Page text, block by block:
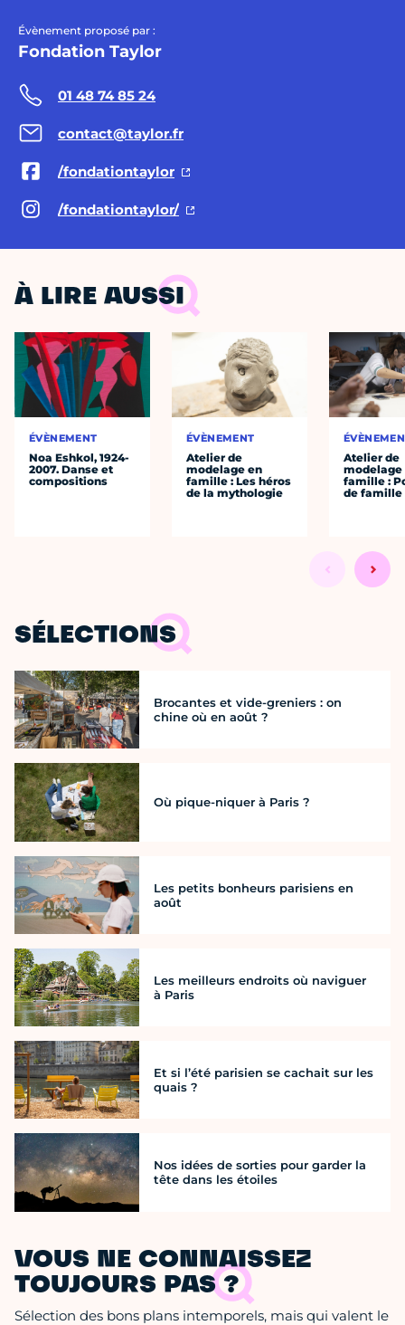
Évènement proposé par :
Fondation Taylor
01 48 74 85 24
contact@taylor.fr
/fondationtaylor
/fondationtaylor/
À LIRE AUSSI
ÉVÈNEMENT
Noa Eshkol, 1924-
2007. Danse et
compositions
ÉVÈNEMENT
Atelier de
modelage en
famille : Les héros
de la mythologie
Atelier de
modelage
famille :
de famille
SÉLECTIONS
Brocantes et vide-greniers : on
chine où en août ?
Où pique-niquer à Paris ?
Les petits bonheurs parisiens en
août
Les meilleurs endroits où naviguer
à Paris
Et si l’été parisien se cachait sur les
quais ?
Nos idées de sorties pour garder la
tête dans les étoiles
VOUS NE CONNAISSEZ
TOUJOURS PAS ?
Sélection des bons plans intemporels, mais qui valent le